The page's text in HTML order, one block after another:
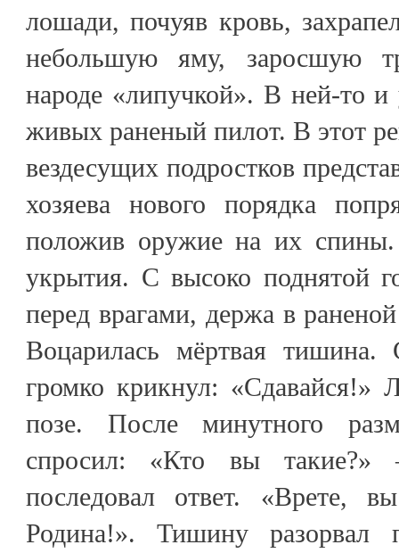
лошади, почуяв кровь,
небольшую яму, заросшую
народе «липучкой». В ней-то
живых раненый пилот. В этот
вездесущих подростков
хозяева нового порядка
положив оружие на их
укрытия. С высоко поднятой
перед врагами, держа в
Воцарилась мёртвая
громко крикнул: «Сдавайся!»
позе. После минутного
спросил: «Кто вы
последовал ответ. «Врете,
Родина!». Тишину разорвал